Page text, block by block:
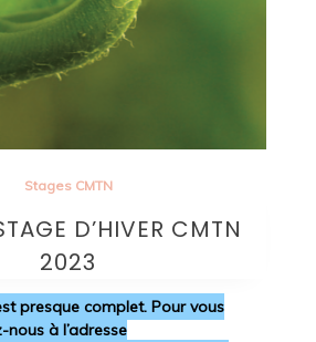
Stages CMTN
D’HIVER CMTN
2023
presque complet. Pour vous
à l’adresse